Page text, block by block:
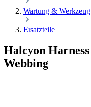
Wartung & Werkzeug
Ersatzteile
Halcyon
Webbing